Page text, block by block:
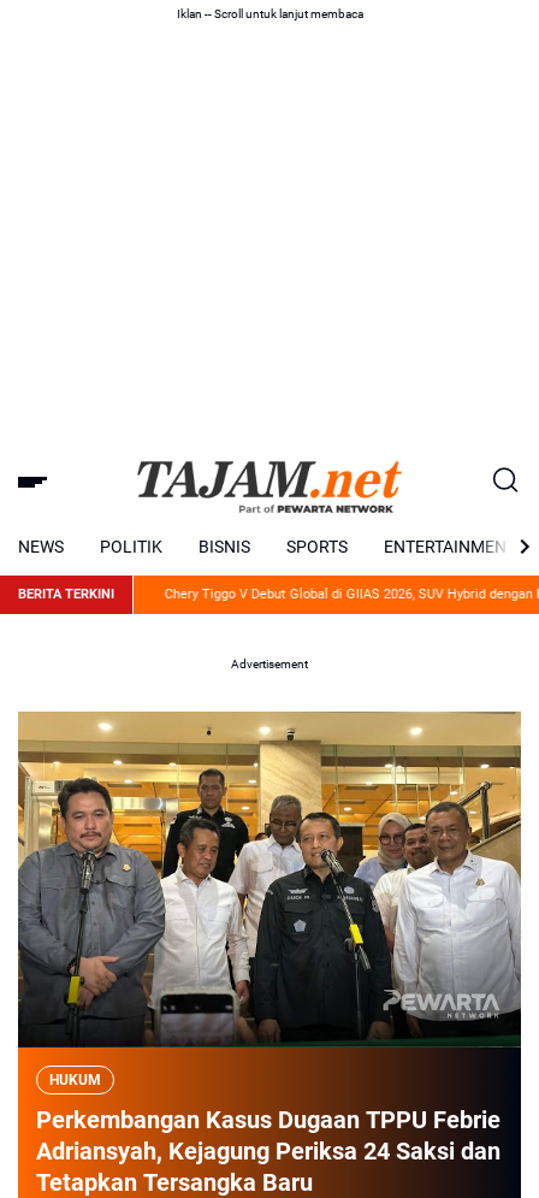
Iklan -- Scroll untuk lanjut membaca
NEWS POLITIK BISNIS SPORTS ENTERTAINMENT
BERITA TERKINI
Chery Tiggo V Debut Global di GIIAS 2026, SUV Hybrid dengan Konsep 3 in 1 Bisa
Advertisement
HUKUM
Perkembangan Kasus Dugaan TPPU Febrie
Adriansyah, Kejagung Periksa 24 Saksi dan
Tetapkan Tersangka Baru